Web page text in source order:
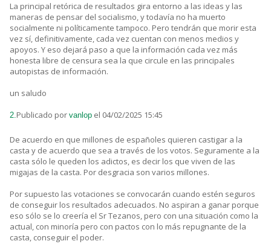
La principal retórica de resultados gira entorno a las ideas y las
maneras de pensar del socialismo, y todavía no ha muerto
socialmente ni políticamente tampoco. Pero tendrán que morir esta
vez sí, definitivamente, cada vez cuentan con menos medios y
apoyos. Y eso dejará paso a que la información cada vez más
honesta libre de censura sea la que circule en las principales
autopistas de información.
un saludo
2.Publicado por vanlop el 04/02/2025 15:45
De acuerdo en que millones de españoles quieren castigar a la
casta y de acuerdo que sea a través de los votos. Seguramente a la
casta sólo le queden los adictos, es decir los que viven de las
migajas de la casta. Por desgracia son varios millones.
Por supuesto las votaciones se convocarán cuando estén seguros
de conseguir los resultados adecuados. No aspiran a ganar porque
eso sólo se lo creería el Sr Tezanos, pero con una situación como la
actual, con minoría pero con pactos con lo más repugnante de la
casta, conseguir el poder.